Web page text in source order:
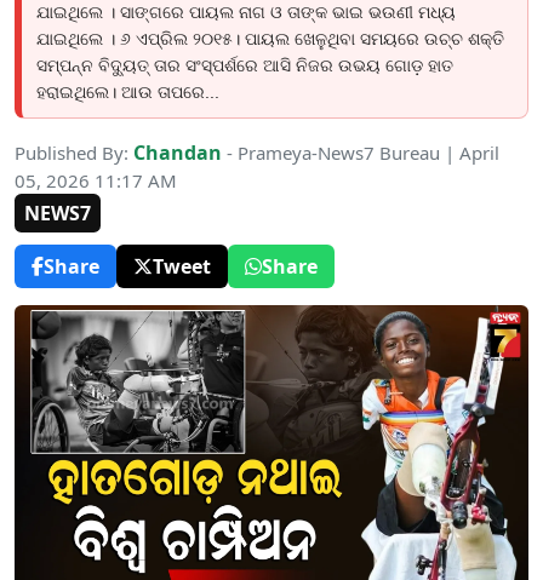
ଯାଇଥିଲେ । ସାଙ୍ଗରେ ପାୟଲ ନାଗ ଓ ତାଙ୍କ ଭାଇ ଭଉଣୀ ମଧ୍ୟ
ଯାଇଥିଲେ । ୬ ଏପ୍ରିଲ ୨୦୧୫। ପାୟଲ ଖେଳୁଥିବା ସମୟରେ ଉଚ୍ଚ ଶକ୍ତି
ସମ୍ପନ୍ନ ବିଦ୍ୟୁତ୍ ତାର ସଂସ୍ପର୍ଶରେ ଆସି ନିଜର ଉଭୟ ଗୋଡ଼ ହାତ
ହରାଇଥିଲେ। ଆଉ ତାପରେ...
Published By: Chandan - Prameya-News7 Bureau | April
05, 2026 11:17 AM
NEWS7
Share
Tweet Share